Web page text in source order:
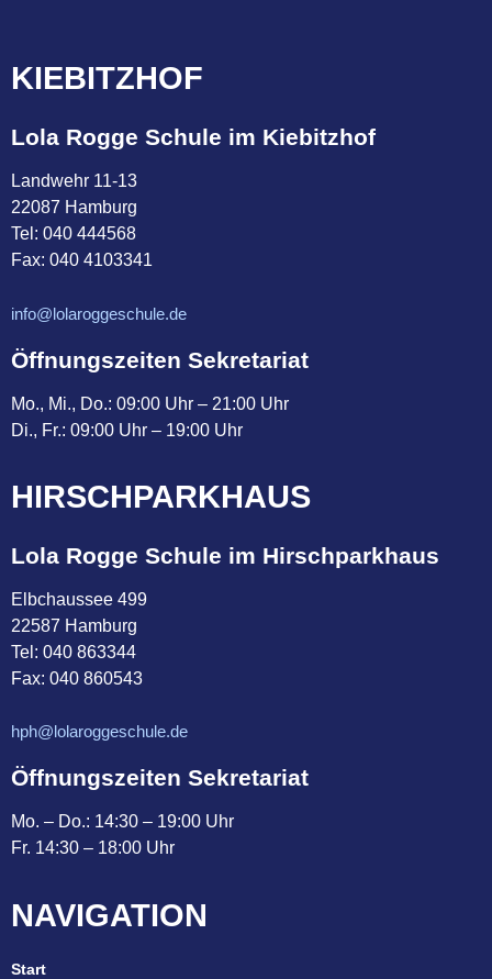
KIEBITZHOF
Lola Rogge Schule im Kiebitzhof
Landwehr 11-13
22087 Hamburg
Tel: 040 444568
Fax: 040 4103341
info@lolaroggeschule.de
Öffnungszeiten Sekretariat
Mo., Mi., Do.: 09:00 Uhr – 21:00 Uhr
Di., Fr.: 09:00 Uhr – 19:00 Uhr
HIRSCHPARKHAUS
Lola Rogge Schule im Hirschparkhaus
Elbchaussee 499
22587 Hamburg
Tel: 040 863344
Fax: 040 860543
hph@lolaroggeschule.de
Öffnungszeiten Sekretariat
Mo. – Do.: 14:30 – 19:00 Uhr
Fr. 14:30 – 18:00 Uhr
NAVIGATION
Start